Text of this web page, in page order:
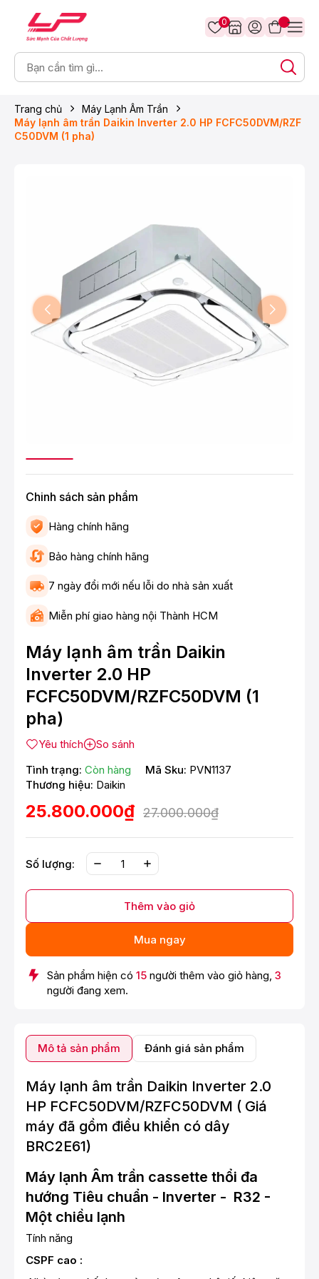
0
Trang chủ
Máy Lạnh Âm Trần
Máy lạnh âm trần Daikin Inverter 2.0 HP FCFC50DVM/RZF
C50DVM (1 pha)
Chinh sách sản phẩm
Hàng chính hãng
Bảo hàng chính hãng
7 ngày đổi mới nếu lỗi do nhà sản xuất
Miễn phí giao hàng nội Thành HCM
Máy lạnh âm trần Daikin
Inverter 2.0 HP
FCFC50DVM/RZFC50DVM (1
pha)
Yêu thích
So sánh
Tình trạng: Còn hàng Mã Sku: PVN1137
Thương hiệu: Daikin
25.800.000₫ 27.000.000₫
Số lượng:
Thêm vào giỏ
Mua ngay
Sản phẩm hiện có 15 người thêm vào giỏ hàng, 3
người đang xem.
Mô tả sản phẩm Đánh giá sản phẩm
Máy lạnh âm trần Daikin Inverter 2.0
HP FCFC50DVM/RZFC50DVM ( Giá
máy đã gồm điều khiển có dây
BRC2E61)
Máy lạnh Âm trần cassette thổi đa
hướng Tiêu chuẩn - Inverter - R32 -
Một chiều lạnh
Tính năng
CSPF cao :